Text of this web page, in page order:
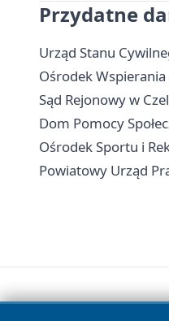
Przydatne
Urząd Stanu
Ośrodek
Sąd Rejonowy w
Dom Pomocy
Ośrodek Sportu i
Powiatowy Urząd